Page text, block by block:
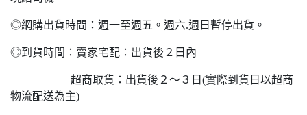
◎網購出貨時間：週一至週五。週六.週日暫停出貨。
◎到貨時間：賣家宅配：出貨後２日內
超商取貨：出貨後２～３日(實際到貨日以超商
物流配送為主)